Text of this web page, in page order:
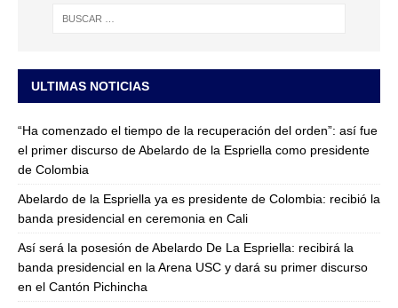
ULTIMAS NOTICIAS
“Ha comenzado el tiempo de la recuperación del orden”: así fue
el primer discurso de Abelardo de la Espriella como presidente
de Colombia
Abelardo de la Espriella ya es presidente de Colombia: recibió la
banda presidencial en ceremonia en Cali
Así será la posesión de Abelardo De La Espriella: recibirá la
banda presidencial en la Arena USC y dará su primer discurso
en el Cantón Pichincha